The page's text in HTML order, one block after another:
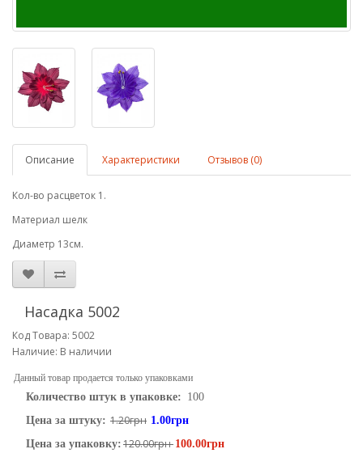
Описание Характеристики Отзывов (0)
Кол-во расцветок 1.
Материал шелк
Диаметр 13см.
Насадка 5002
Код Товара: 5002
Наличие: В наличии
Данный товар продается только упаковками
Количество штук в упаковке: 100
Цена за штуку: 1.20грн 1.00грн
Цена за упаковку: 120.00грн 100.00грн